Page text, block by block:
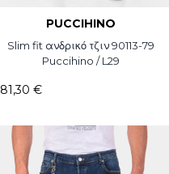
PUCCIHINO
Slim fit ανδρικό τζιν 90113-79
Puccihino / L29
81,30 €